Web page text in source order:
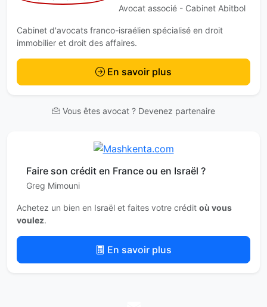
Avocat associé - Cabinet Abitbol
Cabinet d'avocats franco-israélien spécialisé en droit
immobilier et droit des affaires.
En savoir plus
Vous êtes avocat ? Devenez partenaire
Faire son crédit en France ou en Israël ?
Greg Mimouni
Achetez un bien en Israël et faites votre crédit où vous
voulez.
En savoir plus